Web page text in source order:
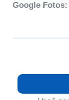
Google Fotos: